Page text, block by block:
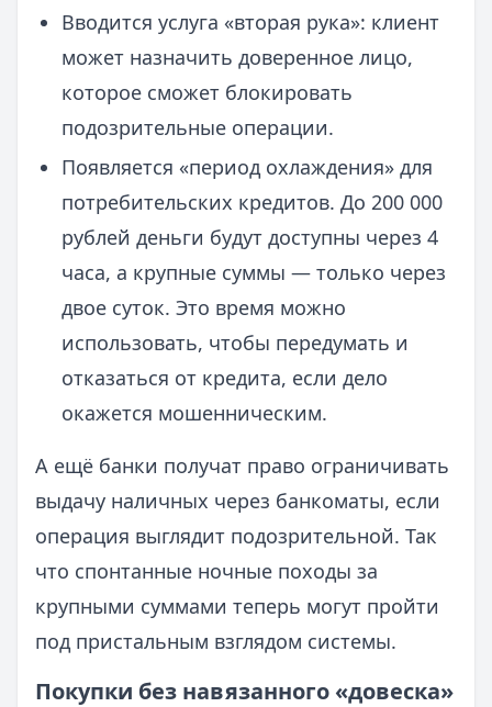
Вводится услуга «вторая рука»: клиент
может назначить доверенное лицо,
которое сможет блокировать
подозрительные операции.
Появляется «период охлаждения» для
потребительских кредитов. До 200 000
рублей деньги будут доступны через 4
часа, а крупные суммы — только через
двое суток. Это время можно
использовать, чтобы передумать и
отказаться от кредита, если дело
окажется мошенническим.
А ещё банки получат право ограничивать
выдачу наличных через банкоматы, если
операция выглядит подозрительной. Так
что спонтанные ночные походы за
крупными суммами теперь могут пройти
под пристальным взглядом системы.
Покупки без навязанного «довеска»